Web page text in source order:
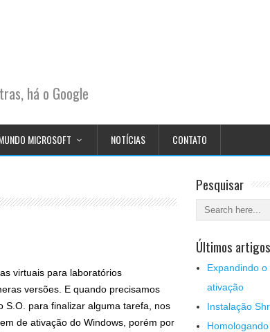
há o Google
MICROSOFT NOTÍCIAS CONTATO
virtuais para laboratórios
versões. E quando precisamos
S.O. para finalizar alguma tarefa, nos
de ativação do Windows, porém por
Pesquisar
Últimos artigos
Expandindo
ativação
Instalação